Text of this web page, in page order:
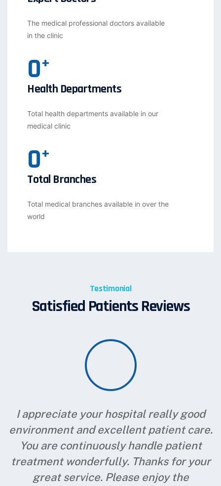
The medical professional doctors available
in the clinic
0+
Health Departments
Total health departments available in our
medical clinic
0+
Total Branches
Total medical branches available in over the
world
Testimonial
Satisfied Patients Reviews
I appreciate your hospital really good
environment and excellent patient care.
You are continuously handle patient
treatment wonderfully. Thanks for your
great service. Please enjoy the